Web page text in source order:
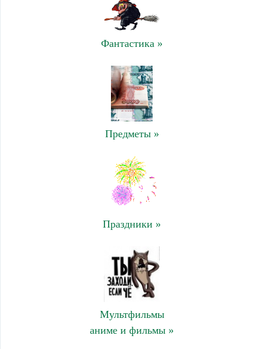
Фантастика »
Предметы »
Праздники »
Мультфильмы
аниме и фильмы »